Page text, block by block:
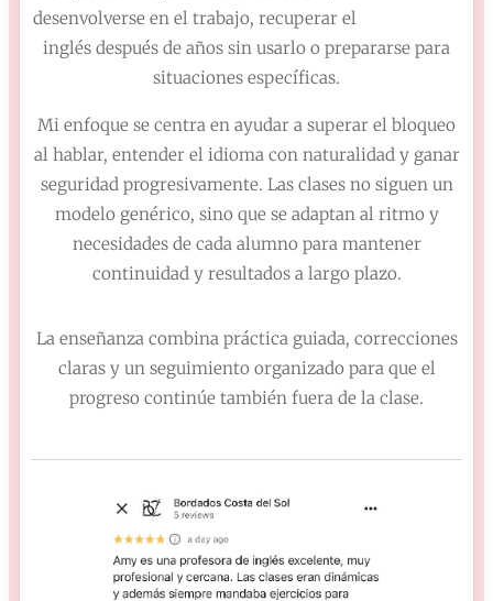
desenvolverse en el trabajo, recuperar el
inglés después de años sin usarlo o prepararse para
situaciones específicas.
Mi enfoque se centra en ayudar a superar el bloqueo
al hablar, entender el idioma con naturalidad y ganar
seguridad progresivamente. Las clases no siguen un
modelo genérico, sino que se adaptan al ritmo y
necesidades de cada alumno para mantener
continuidad y resultados a largo plazo.
La enseñanza combina práctica guiada, correcciones
claras y un seguimiento organizado para que el
progreso continúe también fuera de la clase.